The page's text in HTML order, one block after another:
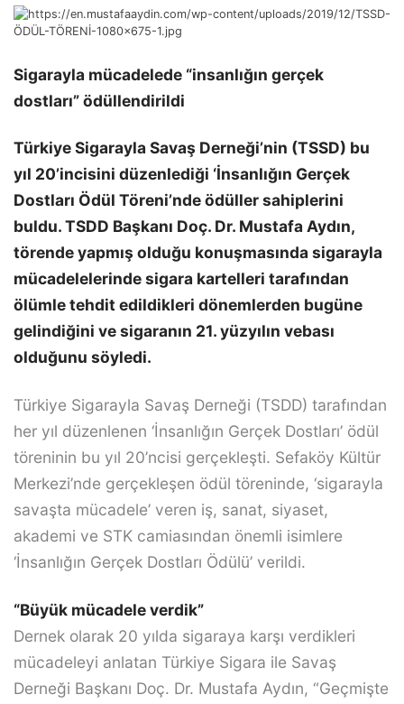
Sigarayla mücadelede “insanlığın gerçek
dostları” ödüllendirildi
Türkiye Sigarayla Savaş Derneği’nin (TSSD) bu
yıl 20’incisini düzenlediği ‘İnsanlığın Gerçek
Dostları Ödül Töreni’nde ödüller sahiplerini
buldu. TSDD Başkanı Doç. Dr. Mustafa Aydın,
törende yapmış olduğu konuşmasında sigarayla
mücadelelerinde sigara kartelleri tarafından
ölümle tehdit edildikleri dönemlerden bugüne
gelindiğini ve sigaranın 21. yüzyılın vebası
olduğunu söyledi.
Türkiye Sigarayla Savaş Derneği (TSDD) tarafından
her yıl düzenlenen ‘İnsanlığın Gerçek Dostları’ ödül
töreninin bu yıl 20’ncisi gerçekleşti. Sefaköy Kültür
Merkezi’nde gerçekleşen ödül töreninde, ‘sigarayla
savaşta mücadele’ veren iş, sanat, siyaset,
akademi ve STK camiasından önemli isimlere
‘İnsanlığın Gerçek Dostları Ödülü’ verildi.
“Büyük mücadele verdik”
Dernek olarak 20 yılda sigaraya karşı verdikleri
mücadeleyi anlatan Türkiye Sigara ile Savaş
Derneği Başkanı Doç. Dr. Mustafa Aydın, “Geçmişte